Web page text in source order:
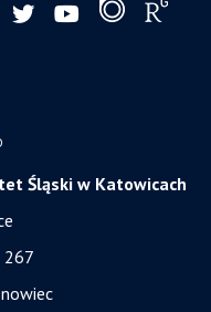
Śląski w Katowicach
267